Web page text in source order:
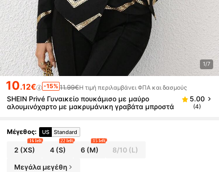
1/7
10.12€ -15% 11.99€Η τιμή περιλαμβάνει ΦΠΑ και δασμούς
SHEIN Privé Γυναικείο πουκάμισο με μαύρο
αλουμινόχαρτο με μακρυμάνικη γραβάτα μπροστά
5.00
(4)
Μέγεθος: US Standard
2 (XS)
16 left
4(S)
22 left
6(M)
15 left
8/10 (L)
Μεγάλα μεγέθη